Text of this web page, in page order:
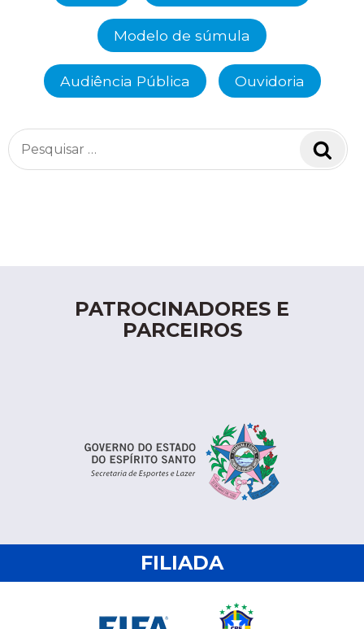
Modelo de súmula
Audiência Pública Ouvidoria
Pesquisar
por:
PATROCINADORES E
PARCEIROS
FILIADA